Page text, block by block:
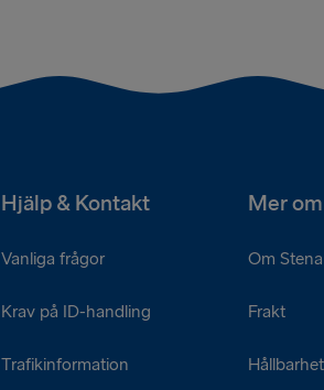
Hjälp & Kontakt Mer
Vanliga frågor
Krav på ID-handling
Trafikinformation
Om
Frakt
Hållbarhet